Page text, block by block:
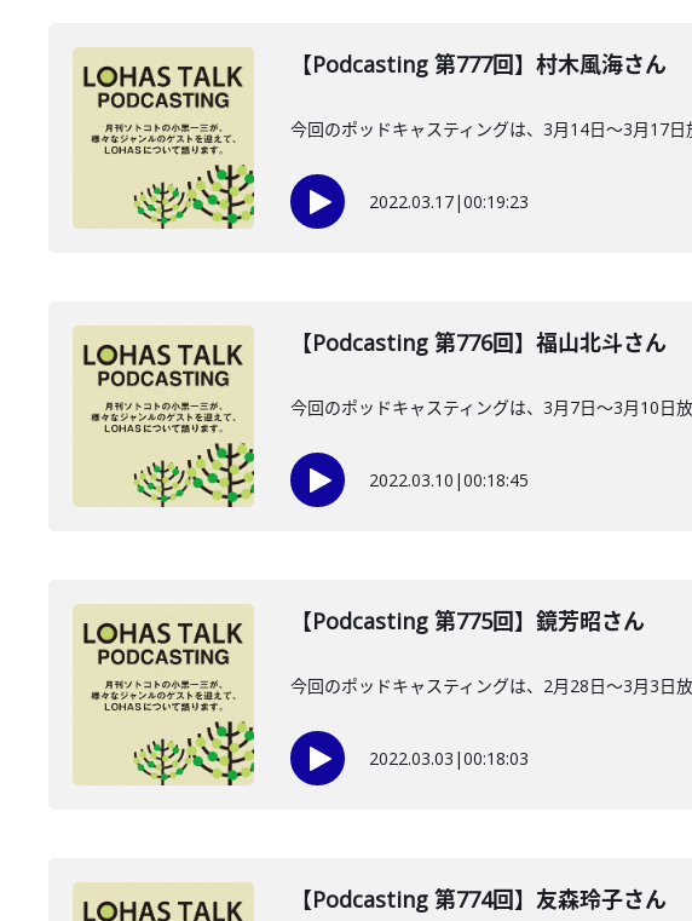
【Podcasting 第777回】村木風海さん
今回のポッドキャスティングは、3月14日〜3月17
2022.03.17|00:19:23
【Podcasting 第776回】福山北斗さん
今回のポッドキャスティングは、3月7日〜3月10日
2022.03.10 |00:18:45
【Podcasting 第775回】鏡芳昭さん
今回のポッドキャスティングは、2月28日〜3月3日
2022.03.03 |00:18:03
【Podcasting 第774回】友森玲子さん